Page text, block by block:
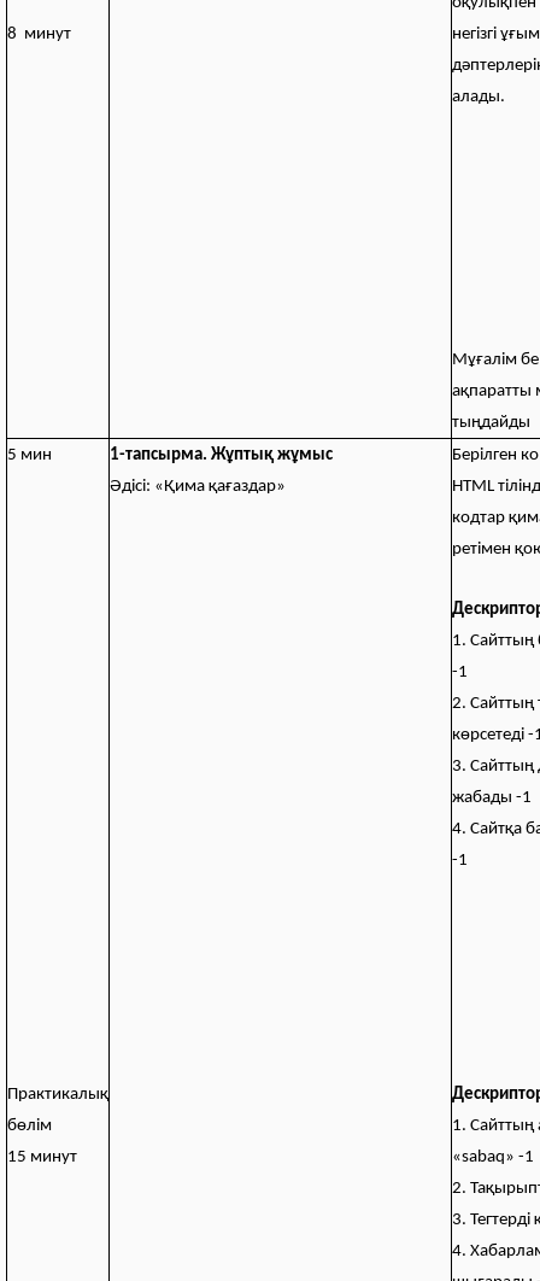
8 минут
негізгі
алады.
Мұғалім
ақпаратты
тыңдайды
5 мин
Практикалық
бөлім
15 минут
1-тапсырма. Жұптық жұмыс
Әдісі: «Қима қағаздар»
Берілген
HTML
кодтар
ретімен
1.
-1
2.
көрсетеді -
3. Сайттың
жабады -1
4. Сайтқа
-1
1. Сайттың
«sabaq» -1
2.
3.
4.